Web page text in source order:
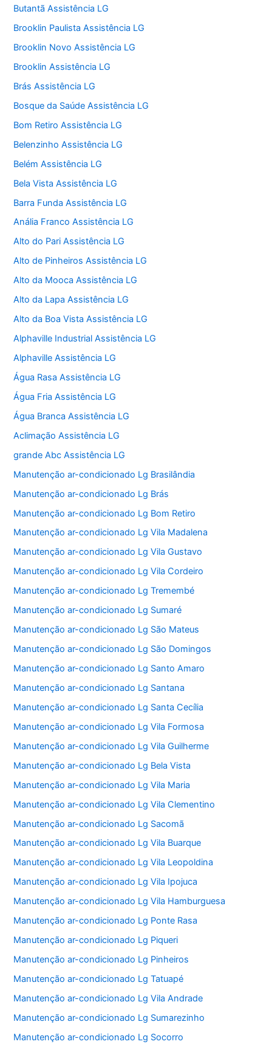
Butantã Assistência LG
Brooklin Paulista Assistência LG
Brooklin Novo Assistência LG
Brooklin Assistência LG
Brás Assistência LG
Bosque da Saúde Assistência LG
Bom Retiro Assistência LG
Belenzinho Assistência LG
Belém Assistência LG
Bela Vista Assistência LG
Barra Funda Assistência LG
Anália Franco Assistência LG
Alto do Pari Assistência LG
Alto de Pinheiros Assistência LG
Alto da Mooca Assistência LG
Alto da Lapa Assistência LG
Alto da Boa Vista Assistência LG
Alphaville Industrial Assistência LG
Alphaville Assistência LG
Água Rasa Assistência LG
Água Fria Assistência LG
Água Branca Assistência LG
Aclimação Assistência LG
grande Abc Assistência LG
Manutenção ar-condicionado Lg Brasilândia
Manutenção ar-condicionado Lg Brás
Manutenção ar-condicionado Lg Bom Retiro
Manutenção ar-condicionado Lg Vila Madalena
Manutenção ar-condicionado Lg Vila Gustavo
Manutenção ar-condicionado Lg Vila Cordeiro
Manutenção ar-condicionado Lg Tremembé
Manutenção ar-condicionado Lg Sumaré
Manutenção ar-condicionado Lg São Mateus
Manutenção ar-condicionado Lg São Domingos
Manutenção ar-condicionado Lg Santo Amaro
Manutenção ar-condicionado Lg Santana
Manutenção ar-condicionado Lg Santa Cecília
Manutenção ar-condicionado Lg Vila Formosa
Manutenção ar-condicionado Lg Vila Guilherme
Manutenção ar-condicionado Lg Bela Vista
Manutenção ar-condicionado Lg Vila Maria
Manutenção ar-condicionado Lg Vila Clementino
Manutenção ar-condicionado Lg Sacomã
Manutenção ar-condicionado Lg Vila Buarque
Manutenção ar-condicionado Lg Vila Leopoldina
Manutenção ar-condicionado Lg Vila Ipojuca
Manutenção ar-condicionado Lg Vila Hamburguesa
Manutenção ar-condicionado Lg Ponte Rasa
Manutenção ar-condicionado Lg Piqueri
Manutenção ar-condicionado Lg Pinheiros
Manutenção ar-condicionado Lg Tatuapé
Manutenção ar-condicionado Lg Vila Andrade
Manutenção ar-condicionado Lg Sumarezinho
Manutenção ar-condicionado Lg Socorro